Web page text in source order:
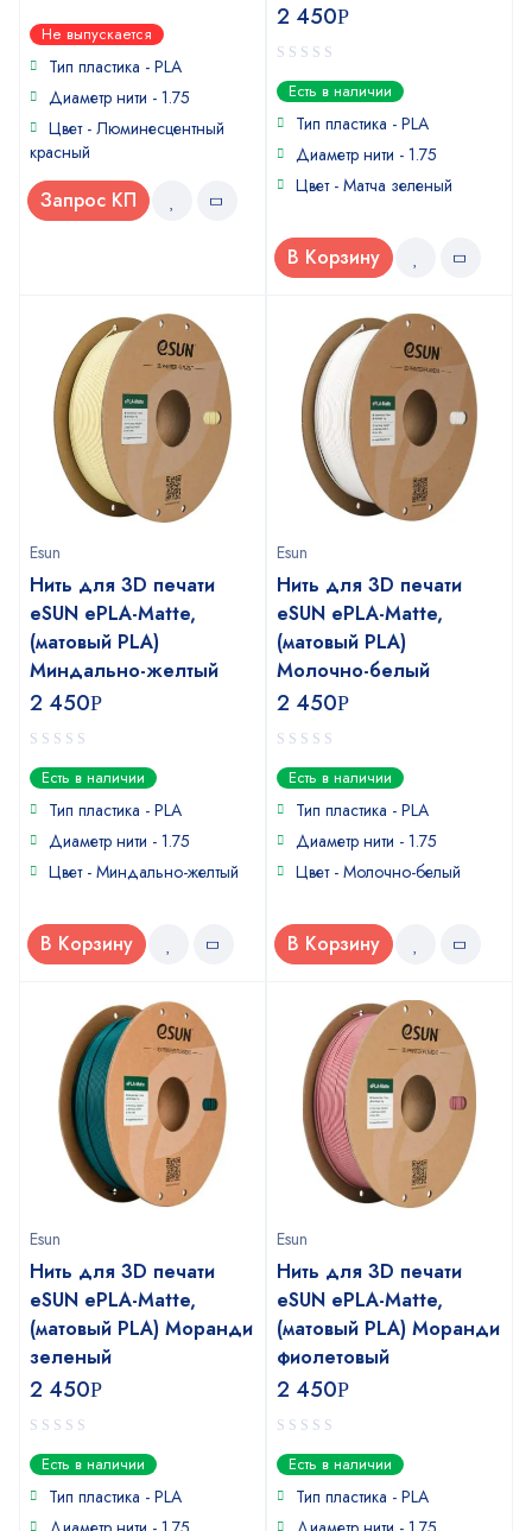
0
out
of
Не выпускается
Тип пластика - PLA
Диаметр нити - 1.75
Цвет - Люминесцентный
красный
Запрос КП
2 450Р
0
out
of
Есть в наличии
Тип пластика - PLA
Диаметр нити - 1.75
Цвет - Матча зеленый
В Корзину
Esun
Нить для 3D печати
eSUN ePLA-Matte,
(матовый PLA)
Миндально-желтый
2 450Р
0
out
of
Есть в наличии
Тип пластика - PLA
Диаметр нити - 1.75
Цвет - Миндально-желтый
В Корзину
Esun
Нить для 3D печати
eSUN ePLA-Matte,
(матовый PLA)
Молочно-белый
2 450Р
0
out
of
Есть в наличии
Тип пластика - PLA
Диаметр нити - 1.75
Цвет - Молочно-белый
В Корзину
Esun
Нить для 3D печати
eSUN ePLA-Matte,
(матовый PLA) Моранди
зеленый
2 450Р
0
out
of
Есть в наличии
Тип пластика - PLA
Esun
Нить для 3D печати
eSUN ePLA-Matte,
(матовый PLA) Моранди
фиолетовый
2 450Р
0
out
of
Есть в наличии
Тип пластика - PLA